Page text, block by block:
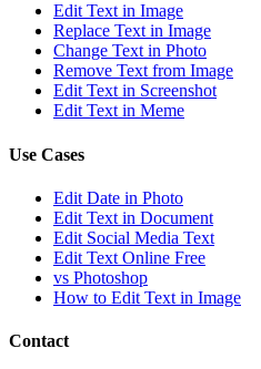
Edit Text in Image
Replace Text in Image
Change Text in Photo
Remove Text from Image
Edit Text in Screenshot
Edit Text in Meme
Use Cases
Edit Date in Photo
Edit Text in Document
Edit Social Media Text
Edit Text Online Free
vs Photoshop
How to Edit Text in Image
Contact